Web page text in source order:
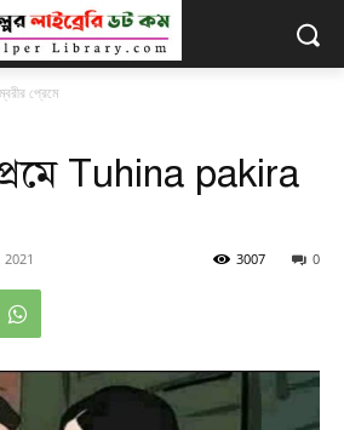
প্রেমে
Tuhina pakira
0
3007